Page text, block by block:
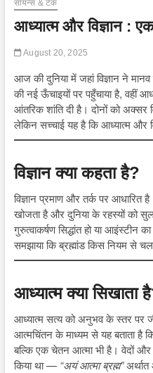
सायन्स & टेक
आध्यात्म और विज्ञान :
August 20, 2025
आज की दुनिया में जहां विज्ञान ने
की नई ऊँचाइयों पर पहुँचाया है, वहीं
आंतरिक शांति दी है। दोनों को अक्सर
लेकिन सच्चाई यह है कि आध्यात्म और
विज्ञान क्या कहता है?
विज्ञान प्रमाण और तर्क पर आधारित
खोजता है और दुनिया के रहस्यों को
गुरुत्वाकर्षण सिद्धांत हो या आइंस्टीन
समझाया कि ब्रह्मांड किस नियम से
आध्यात्म क्या सिखाता
आध्यात्म सत्य को अनुभव के स्तर पर
आत्मचिंतन के माध्यम से यह बताता है
बल्कि एक चेतन आत्मा भी है। वेदों और
किया था — “अयं आत्मा ब्रह्म”अर्थात